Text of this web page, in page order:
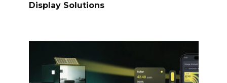
Display Solutions